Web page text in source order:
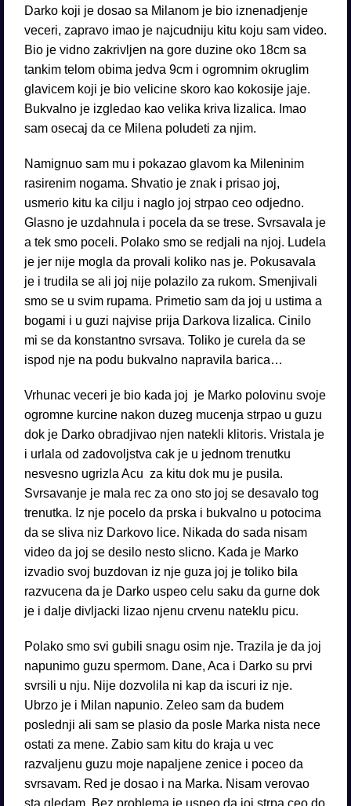
Darko koji je dosao sa Milanom je bio iznenadjenje
veceri, zapravo imao je najcudniju kitu koju sam video.
Bio je vidno zakrivljen na gore duzine oko 18cm sa
tankim telom obima jedva 9cm i ogromnim okruglim
glavicem koji je bio velicine skoro kao kokosije jaje.
Bukvalno je izgledao kao velika kriva lizalica. Imao
sam osecaj da ce Milena poludeti za njim.
Namignuo sam mu i pokazao glavom ka Mileninim
rasirenim nogama. Shvatio je znak i prisao joj,
usmerio kitu ka cilju i naglo joj strpao ceo odjedno.
Glasno je uzdahnula i pocela da se trese. Svrsavala je
a tek smo poceli. Polako smo se redjali na njoj. Ludela
je jer nije mogla da provali koliko nas je. Pokusavala
je i trudila se ali joj nije polazilo za rukom. Smenjivali
smo se u svim rupama. Primetio sam da joj u ustima a
bogami i u guzi najvise prija Darkova lizalica. Cinilo
mi se da konstantno svrsava. Toliko je curela da se
ispod nje na podu bukvalno napravila barica…
Vrhunac veceri je bio kada joj je Marko polovinu svoje
ogromne kurcine nakon duzeg mucenja strpao u guzu
dok je Darko obradjivao njen natekli klitoris. Vristala je
i urlala od zadovoljstva cak je u jednom trenutku
nesvesno ugrizla Acu za kitu dok mu je pusila.
Svrsavanje je mala rec za ono sto joj se desavalo tog
trenutka. Iz nje pocelo da prska i bukvalno u potocima
da se sliva niz Darkovo lice. Nikada do sada nisam
video da joj se desilo nesto slicno. Kada je Marko
izvadio svoj buzdovan iz nje guza joj je toliko bila
razvucena da je Darko uspeo celu saku da gurne dok
je i dalje divljacki lizao njenu crvenu nateklu picu.
Polako smo svi gubili snagu osim nje. Trazila je da joj
napunimo guzu spermom. Dane, Aca i Darko su prvi
svrsili u nju. Nije dozvolila ni kap da iscuri iz nje.
Ubrzo je i Milan napunio. Zeleo sam da budem
poslednji ali sam se plasio da posle Marka nista nece
ostati za mene. Zabio sam kitu do kraja u vec
razvaljenu guzu moje napaljene zenice i poceo da
svrsavam. Red je dosao i na Marka. Nisam verovao
sta gledam. Bez problema je uspeo da joj strpa ceo do